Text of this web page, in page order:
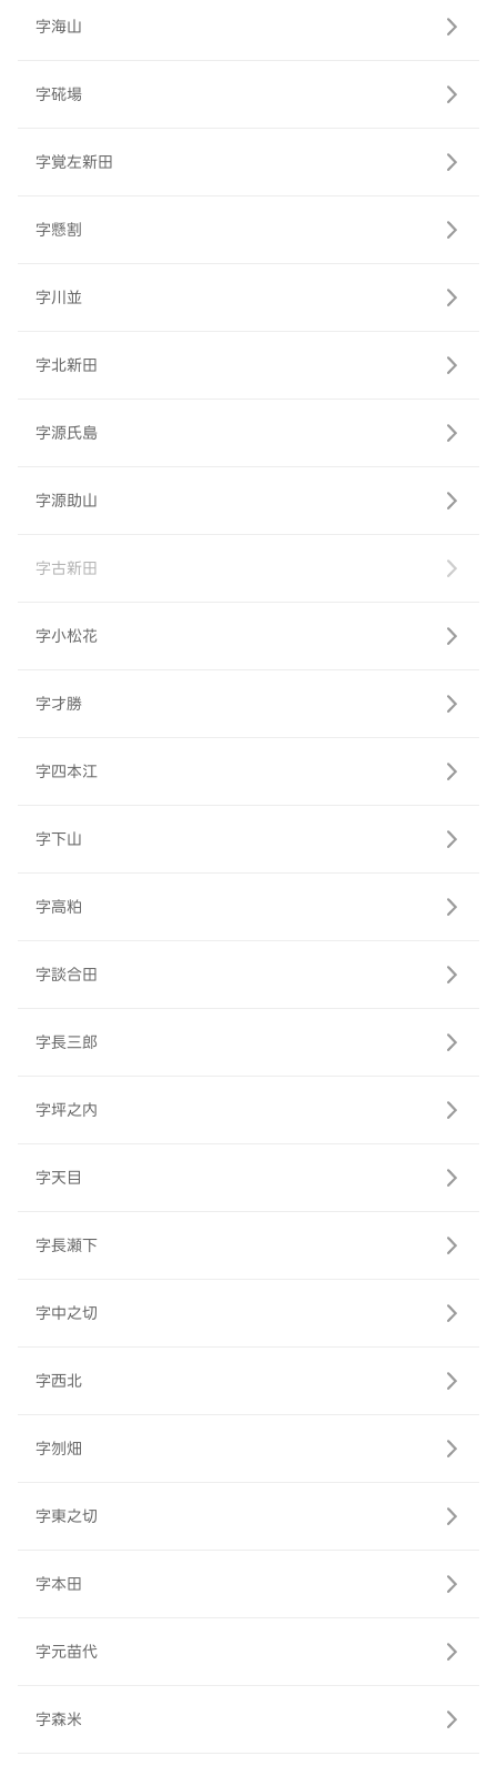
字海山
字硴場
字覚左新田
字懸割
字川並
字北新田
字源氏島
字源助山
字古新田
字小松花
字才勝
字四本江
字下山
字高粕
字談合田
字長三郎
字坪之内
字天目
字長瀬下
字中之切
字西北
字刎畑
字東之切
字本田
字元苗代
字森米